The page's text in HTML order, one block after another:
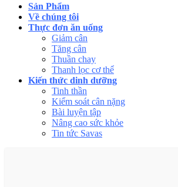
Sản Phẩm
Về chúng tôi
Thực đơn ăn uống
Giảm cân
Tăng cân
Thuần chay
Thanh lọc cơ thể
Kiến thức dinh dưỡng
Tinh thần
Kiểm soát cân nặng
Bài luyện tập
Nâng cao sức khỏe
Tin tức Savas